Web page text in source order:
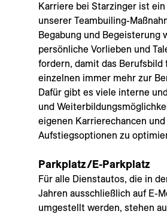
Karriere bei Starzinger ist
unserer Teambuiling-
Begabung und Begeisterung
persönliche Vorlieben und
fordern, damit das Berufsbild
einzelnen immer mehr zur
Dafür gibt es viele interne
und
eigenen Karrierechancen und
Aufstiegsoptionen zu
Parkplatz/E-Parkplatz
Für alle Dienstautos, die in
Jahren ausschließlich auf E-
umgestellt werden, stehen